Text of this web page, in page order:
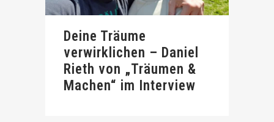
Deine Träume
verwirklichen – Daniel
Rieth von „Träumen &
Machen“ im Interview